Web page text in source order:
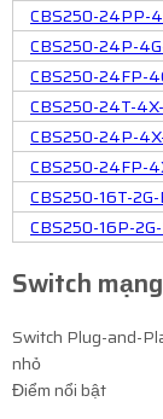
CBS250-24PP-
CBS250-24P-
CBS250-24FP-
CBS250-24T-
CBS250-24P-
CBS250-24FP-
CBS250-16T-2G-
CBS250-16P-
Switch
Switch Plug-and-
nhỏ
Điểm nổi bật